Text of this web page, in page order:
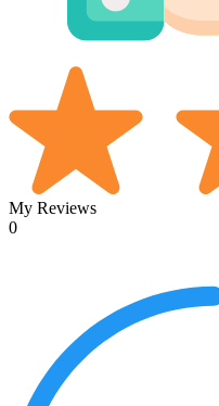
My Reviews
0